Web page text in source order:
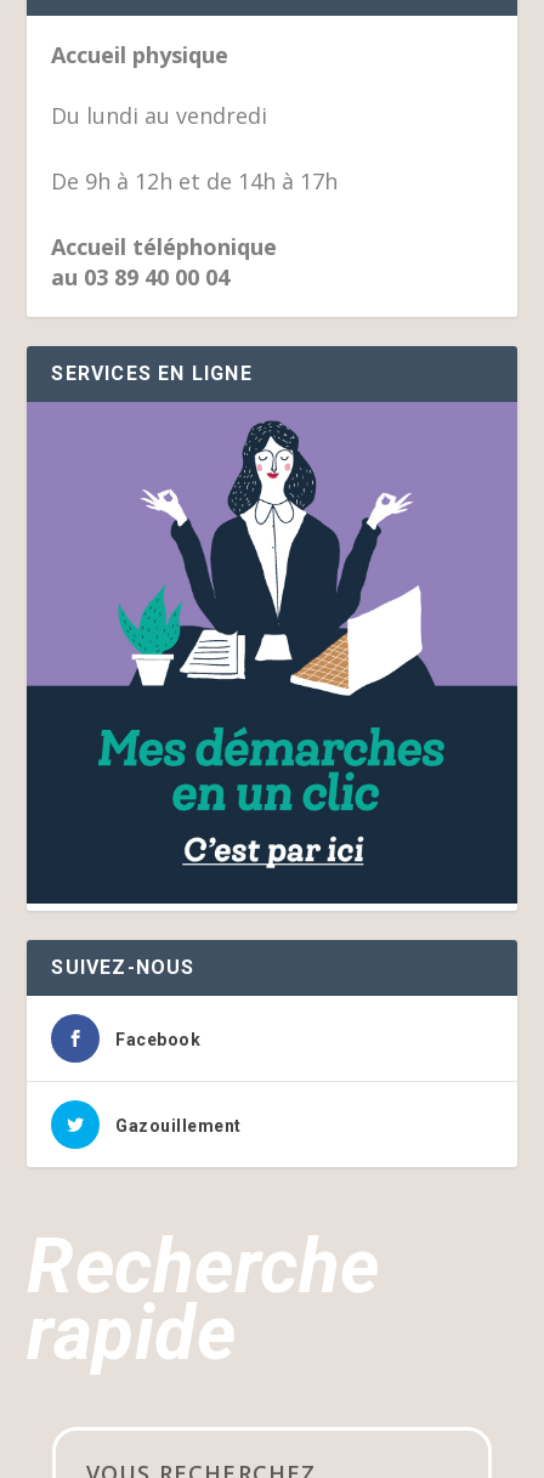
Accueil physique
Du lundi au vendredi
De 9h à 12h et de 14h à 17h
Accueil téléphonique
au 03 89 40 00 04
SERVICES EN LIGNE
SUIVEZ-NOUS
Facebook
Gazouillement
Recherche
rapide